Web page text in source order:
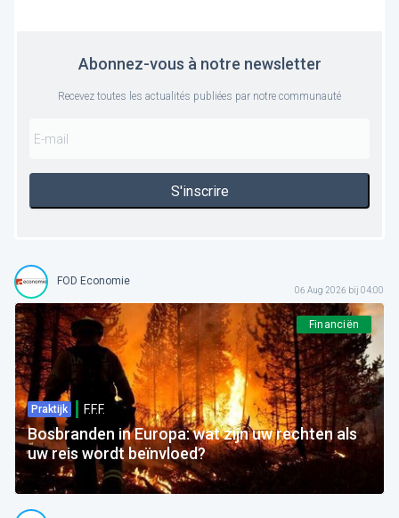
Abonnez-vous à notre newsletter
Recevez toutes les actualités publiées par notre communauté
S'inscrire
FOD Economie
06 Aug 2026 bij 04:00
Financiën
Praktijk F.F.F.
Bosbranden in Europa: wat zijn uw rechten als
uw reis wordt beïnvloed?